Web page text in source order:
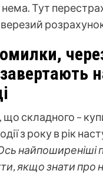
Тут
складного –
з року в рік
найпоширеніші
якщо знати про